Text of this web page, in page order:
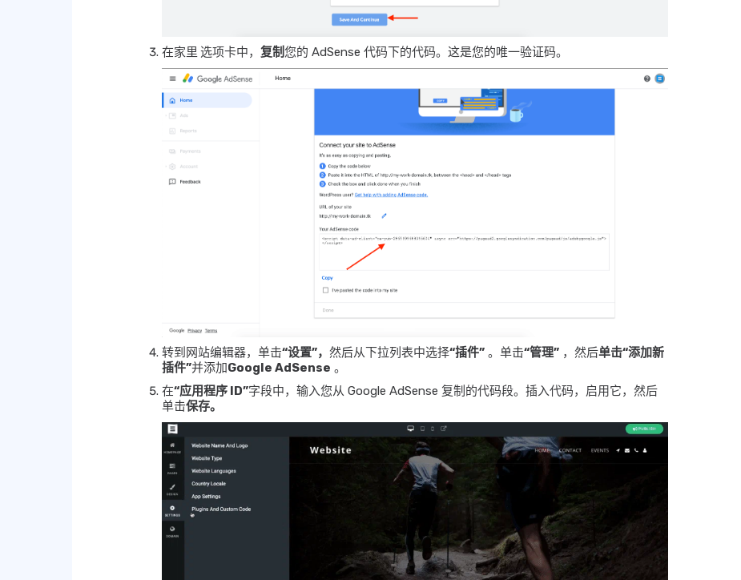
在家里 选项卡中， 复制您的 AdSense 代码下的代码。这是您的唯一验证码。
转到网站编辑器，单击“设置”， 然后从下拉列表中选择“插件” 。单击“管理” ，然后单击“添加新
插件”并添加Google AdSense 。
在“应用程序 ID”字段中，输入您从 Google AdSense 复制的代码段。插入代码，启用它，然后
单击保存。